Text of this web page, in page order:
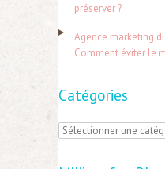
:
préserver ?
Agence marketing
Comment éviter le
Catégories
C